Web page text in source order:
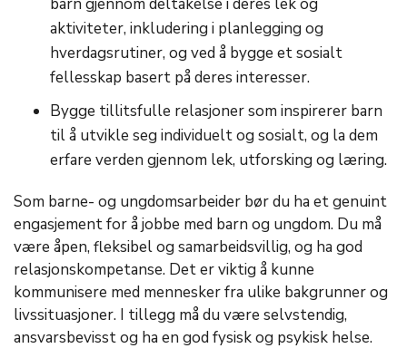
aktiviteter, inkludering i planlegging og
hverdagsrutiner, og ved å bygge et sosialt
fellesskap basert på deres interesser.
Bygge tillitsfulle relasjoner som inspirerer barn
til å utvikle seg individuelt og sosialt, og la dem
erfare verden gjennom lek, utforsking og læring.
Som barne- og ungdomsarbeider bør du ha et genuint
engasjement for å jobbe med barn og ungdom. Du må
være åpen, fleksibel og samarbeidsvillig, og ha god
relasjonskompetanse. Det er viktig å kunne
kommunisere med mennesker fra ulike bakgrunner og
livssituasjoner. I tillegg må du være selvstendig,
ansvarsbevisst og ha en god fysisk og psykisk helse.